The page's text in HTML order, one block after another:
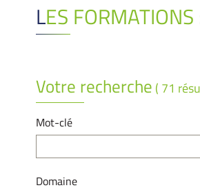
LES
Votre recherche ( 71
Mot-clé
Domaine